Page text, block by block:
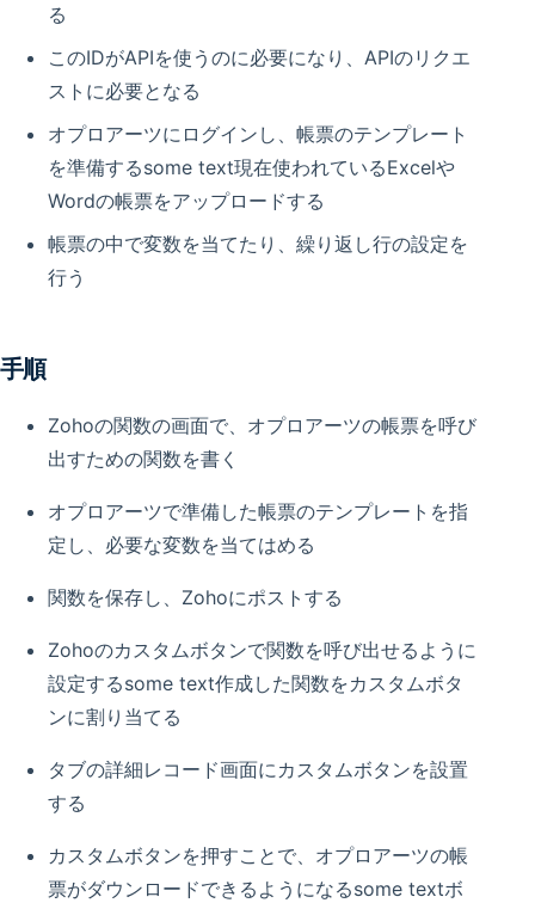
る
このIDがAPIを使うのに必要になり、APIのリクエ
ストに必要となる
オプロアーツにログインし、帳票のテンプレート
を準備するsome text現在使われているExcelや
Wordの帳票をアップロードする
帳票の中で変数を当てたり、繰り返し行の設定を
行う
手順
Zohoの関数の画面で、オプロアーツの帳票を呼び
出すための関数を書く
オプロアーツで準備した帳票のテンプレートを指
定し、必要な変数を当てはめる
関数を保存し、Zohoにポストする
Zohoのカスタムボタンで関数を呼び出せるように
設定するsome text作成した関数をカスタムボタ
ンに割り当てる
タブの詳細レコード画面にカスタムボタンを設置
する
カスタムボタンを押すことで、オプロアーツの帳
票がダウンロードできるようになるsome textボ